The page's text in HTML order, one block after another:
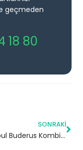
geçmeden
18 80
SONRAKI
Zamanbul Buderus Kombi Servisi – Esenyurt Yetkili Servis